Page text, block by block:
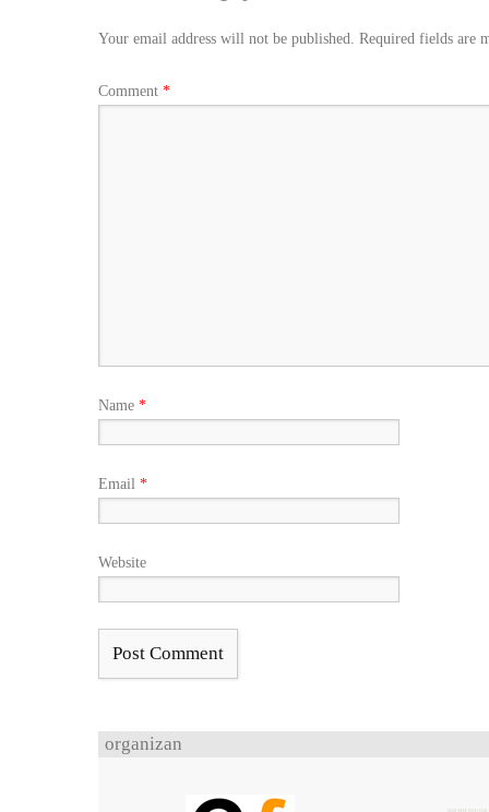
Your email address will not be published. Required fields are
Comment *
Name *
Email *
Website
organizan